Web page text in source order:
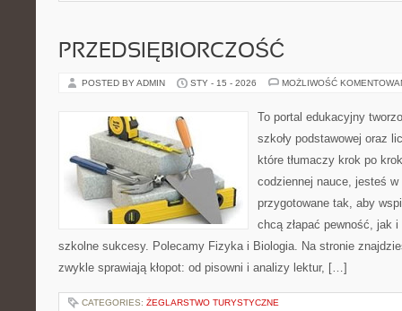
PRZEDSIĘBIORCZOŚĆ
POSTED BY ADMIN STY - 15 - 2026 MOŻLIWOŚĆ
To portal edukacyjny
szkoły podstawowej oraz
które tłumaczy krok po
codziennej nauce, jesteś
przygotowane tak, aby
chcą złapać pewność, jak
szkolne sukcesy. Polecamy Fizyka i Biologia. Na stronie
zwykle sprawiają kłopot: od pisowni i analizy lektur, […]
CATEGORIES: ŻEGLARSTWO TURYSTYCZNE